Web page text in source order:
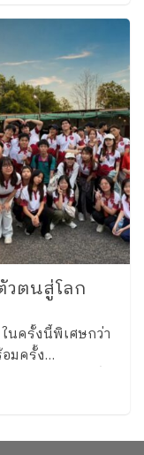
ฒนา
วตนสู่โลก
นครั้งนี้พิเศษกว่า
มครั้ง
ก้าวไปเผชิญที่
และค้นหาคำ